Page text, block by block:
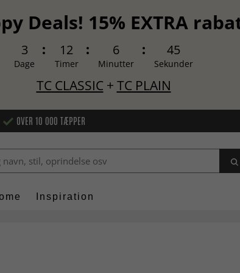
Deals! 15% EXTRA
3
Dage
12
Timer
6
Minutter
44
Sekunder
TC CLASSIC+ TC PLAIN
OVER 10 000 TÆPPER
Inspiration